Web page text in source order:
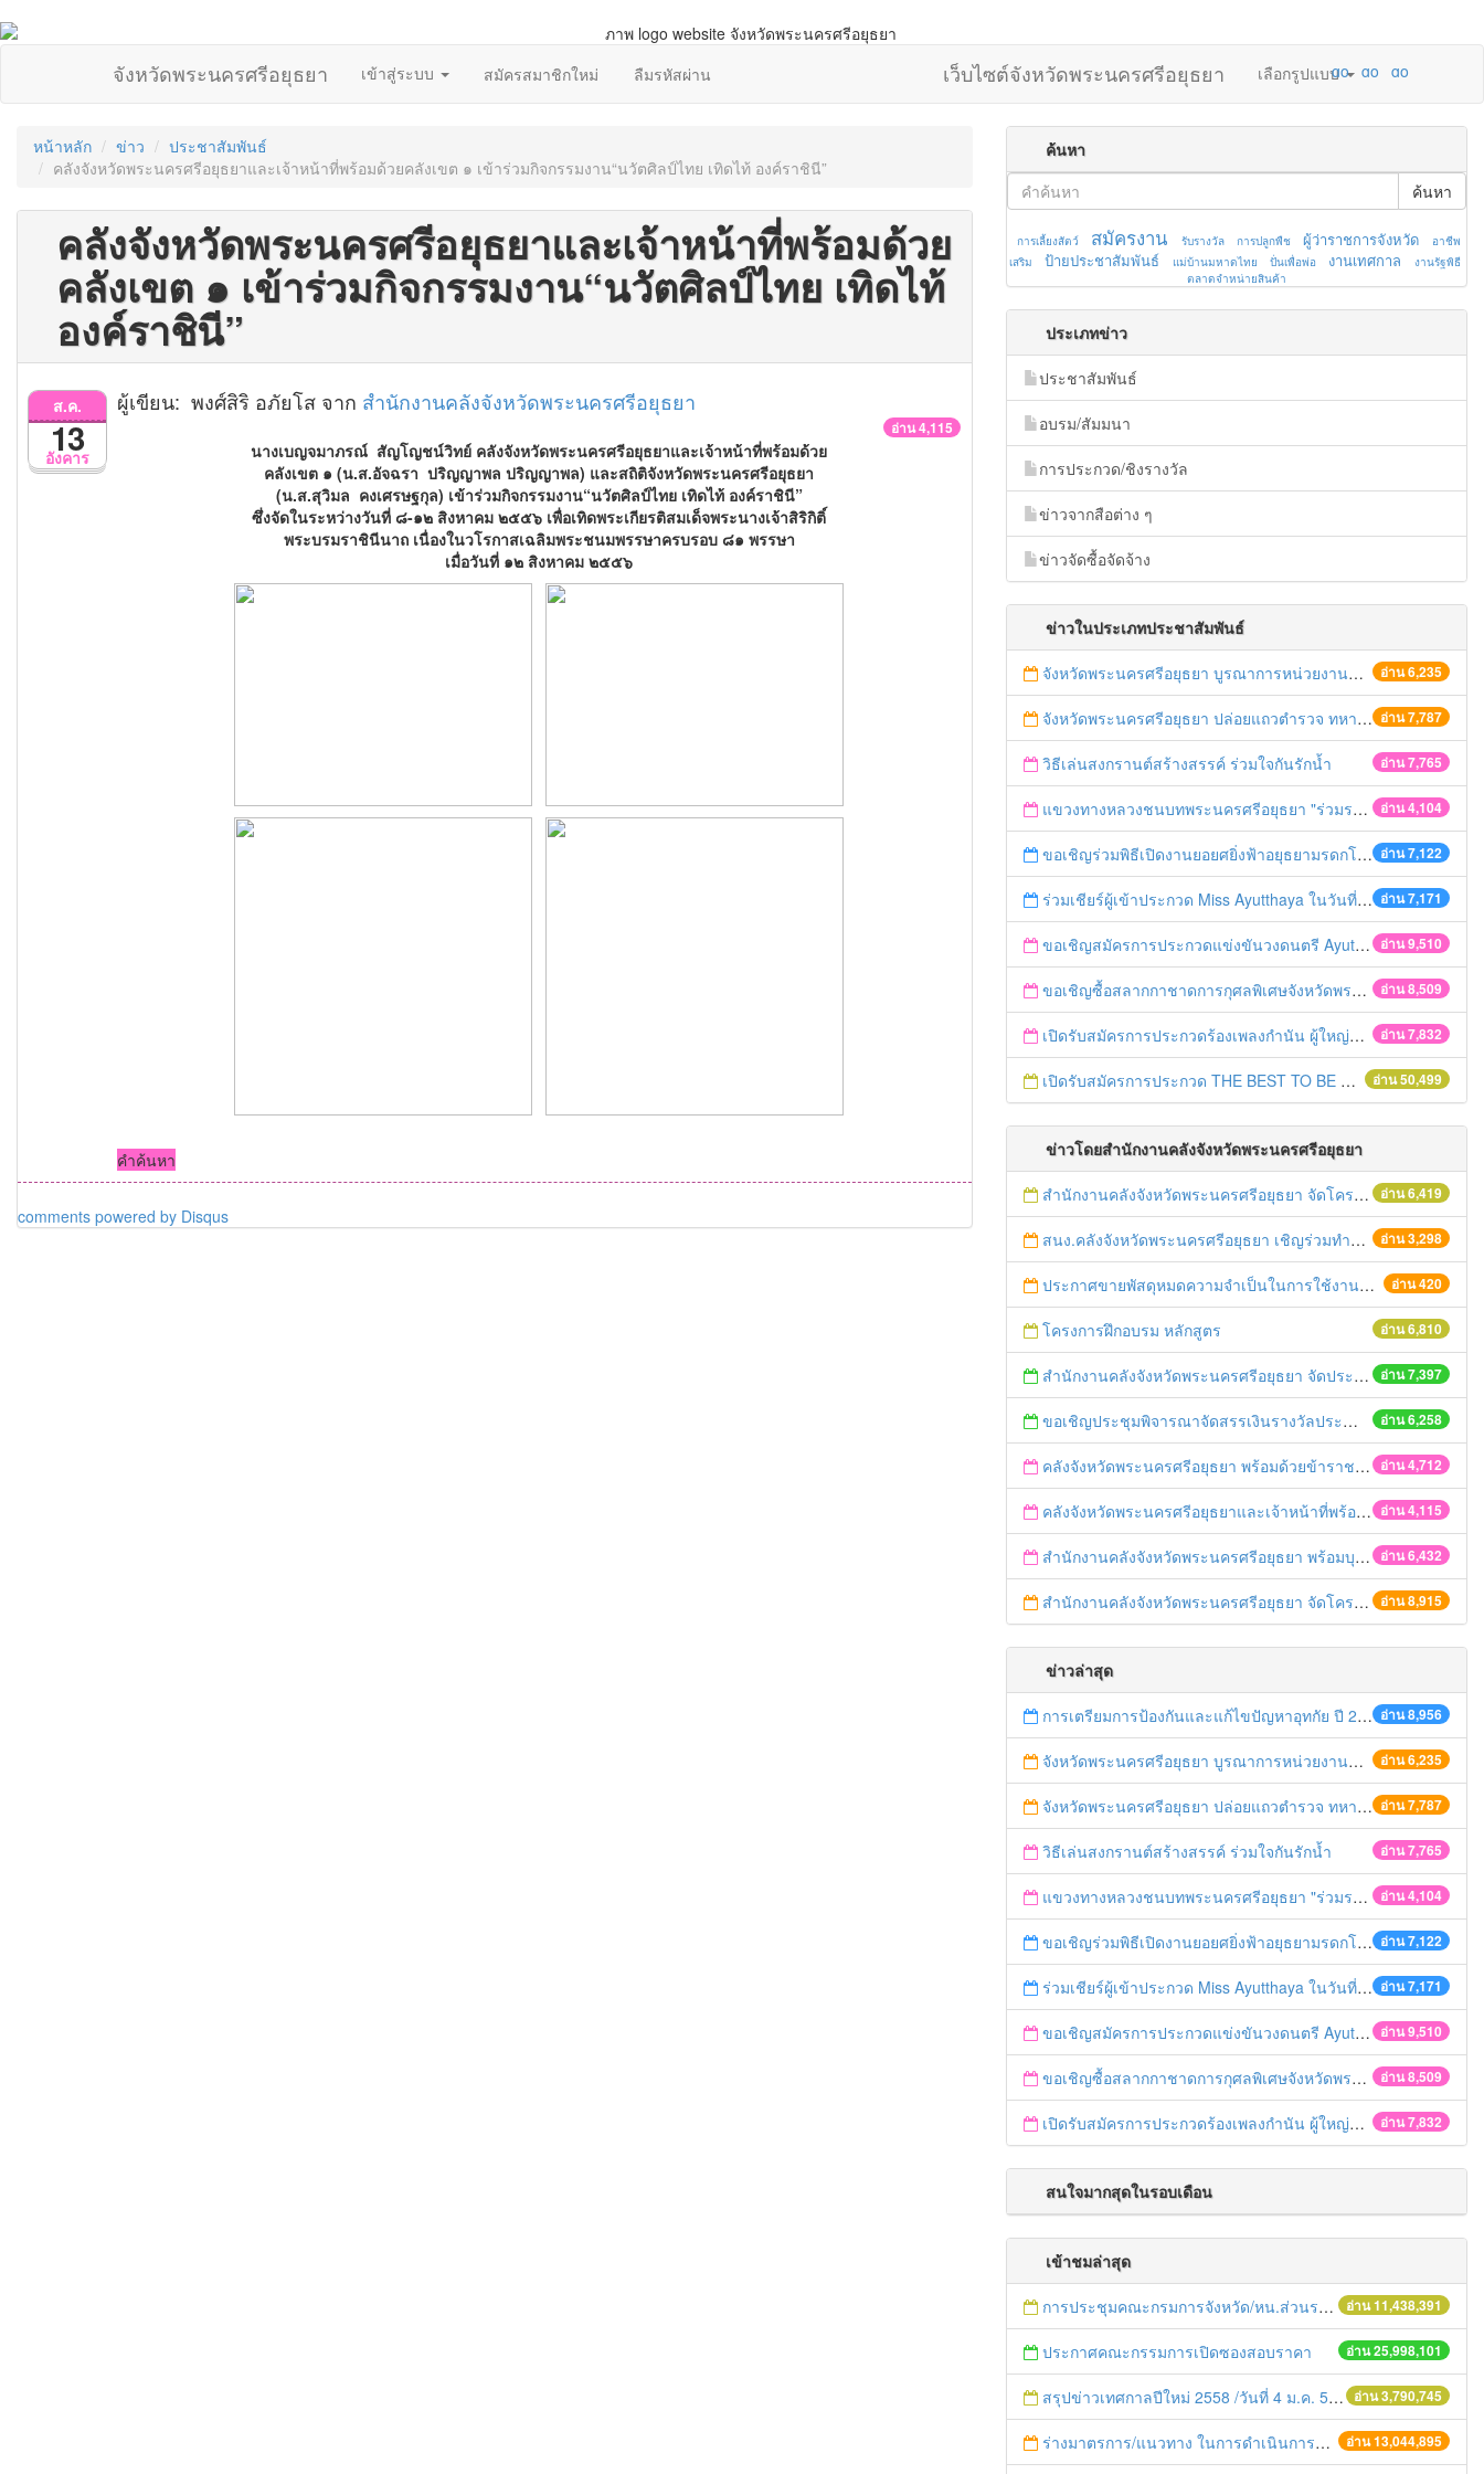
จังหวัดพระนครศรีอยุธยา เข้าสู่ระบบ สมัครสมาชิกใหม่ ลืมรหัสผ่าน เว็บไซต์จังหวัดพระนครศรีอยุธยา เลือกรูปแบบ
หน้าหลัก ข่าว
ประชาสัมพันธ์
คลังจังหวัดพระนครศรีอยุธยาและเจ้าหน้าที่พร้อมด้วยคลังเขต ๑ เข้าร่วมกิจกรรมงาน“นวัตศิลป์ไทย เทิดไท้ องค์ราชินี”
คลังจังหวัดพระนครศรีอยุธยาและเจ้าหน้าที่พร้อมด้วย
คลังเขต ๑ เข้าร่วมกิจกรรมงาน“นวัตศิลป์ไทย เทิดไท้
องค์ราชินี”
อังคาร
ส.ค.
13
ผู้เขียน: พงศ์สิริ อภัยโส จาก สำนักงานคลังจังหวัดพระนครศรีอยุธยา
อ่าน 4,115
นางเบญจมาภรณ์ สัญโญชน์วิทย์ คลังจังหวัดพระนครศรีอยุธยาและเจ้าหน้าที่พร้อมด้วย
คลังเขต ๑ (น.ส.อัจฉรา ปริญญาพล ปริญญาพล) และสถิติจังหวัดพระนครศรีอยุธยา
(น.ส.สุวิมล คงเศรษฐกุล) เข้าร่วมกิจกรรมงาน“นวัตศิลป์ไทย เทิดไท้ องค์ราชินี”
ซึ่งจัดในระหว่างวันที่ ๘-๑๒ สิงหาคม ๒๕๕๖ เพื่อเทิดพระเกียรติสมเด็จพระนางเจ้าสิริกิติ์
พระบรมราชินีนาถ เนื่องในวโรกาสเฉลิมพระชนมพรรษาครบรอบ ๘๑ พรรษา
เมื่อวันที่ ๑๒ สิงหาคม ๒๕๕๖
คำค้นหา
comments powered by Disqus
ค้นหา
ค้นหา
การเลี้ยงสัตว์ สมัครงาน รับรางวัล การปลูกพืช ผู้ว่าราชการจังหวัด
อาชีพ
เสริม
ป้ายประชาสัมพันธ์ แม่บ้านมหาดไทย ปั่นเพื่อพ่อ งานเทศกาล
งานรัฐพิธี
ตลาดจำหน่ายสินค้า
ประเภทข่าว
ประชาสัมพันธ์
อบรม/สัมมนา
การประกวด/ชิงรางวัล
ข่าวจากสือต่าง ๆ
ข่าวจัดซื้อจัดจ้าง
ข่าวในประเภทประชาสัมพันธ์
อ่าน 6,235
จังหวัดพระนครศรีอยุธยา บูรณาการหน่วยงานที่เกี่ยวข้อง ลงพื้นที่จัดระเบียบและดำเนินมาตรการตามบทลงโทษสูงสุดกับผู้ประกอบการร้านค้าที่ยังฝ่าฝืนตั้งร้านค้ารุกล้ำเขตพื้นที่ทางหลวง เตรียมความปลอดภัยก่อนเทศกาลสงกรานต์
อ่าน 7,787
จังหวัดพระนครศรีอยุธยา ปล่อยแถวตำรวจ ทหาร ฝ่ายปกครอง กว่า 100 นาย ตรวจเข้มท่ารถสาธารณะ สถานีขนส่งรถโดยสาร วินรถตู้ และสถานีรถไฟ เตรียมรับมือเทศกาลสงกรานต์
อ่าน 7,765
วิธีเล่นสงกรานต์สร้างสรรค์ ร่วมใจกันรักน้ำ
อ่าน 4,104
แขวงทางหลวงชนบทพระนครศรีอยุธยา "ร่วมรณรงค์ ขับช้า เปิดไฟหน้า คาดเข็มขัด" เทศกาลสงกรานต์ ปี 2561
อ่าน 7,122
ขอเชิญร่วมพิธีเปิดงานยอยศยิ่งฟ้าอยุธยามรดกโลก
อ่าน 7,171
ร่วมเชียร์ผู้เข้าประกวด Miss Ayutthaya ในวันที่ 15 ธันวาคม 2560
อ่าน 9,510
ขอเชิญสมัครการประกวดแข่งขันวงดนตรี Ayutthaya battle of the bands
อ่าน 8,509
ขอเชิญซื้อสลากกาชาดการกุศลพิเศษจังหวัดพระนครศรีอยุธยา 2560
อ่าน 7,832
เปิดรับสมัครการประกวดร้องเพลงกำนัน ผู้ใหญ่บ้าน ฯลฯ
อ่าน 50,499
เปิดรับสมัครการประกวด THE BEST TO BE NUMBER ONE
ข่าวโดยสำนักงานคลังจังหวัดพระนครศรีอยุธยา
อ่าน 6,419
สำนักงานคลังจังหวัดพระนครศรีอยุธยา จัดโครงการฝึกอบรมเชิงปฏิบัติการ "การจัดซื้อจัดจ้างด้วยวิธีตลาดอิเล็กทรอนิกส์ (e-market)และวิธีประกวดราคาอิเล็กทรอนิกส์ (e-bidding)" ในวันที่ 4 เมษายน 2559 ณ อาคารราชภัฎ 100ปี ชั้น 2 มหาวิทยาลัยราชภัฎพระนครศรีอยุธยา
อ่าน 3,298
สนง.คลังจังหวัดพระนครศรีอยุธยา เชิญร่วมทำบุญตักบาตร วันศุกร์ที่ 12 กันยายน 2557 ณ บริเวณตลาดนัด หลังอาคาร 7 ชั้น ศูนย์ราชการจังหวัดพระนครศรีอยุธยา
อ่าน 420
ประกาศขายพัสดุหมดความจำเป็นในการใช้งานของสำนักงานคลังจังหวัดพระนครศรีอยุธยา
อ่าน 6,810
โครงการฝึกอบรม หลักสูตร
อ่าน 7,397
สำนักงานคลังจังหวัดพระนครศรีอยุธยา จัดประชุมคณะกรรมการพิจารณากิจกรรมทางเศรษฐกิจ GPP ครั้งที่ ๑/๒๕๕๖
อ่าน 6,258
ขอเชิญประชุมพิจารณาจัดสรรเงินรางวัลประจำปีงบประมาณ พ.ศ. 2554
อ่าน 4,712
คลังจังหวัดพระนครศรีอยุธยา พร้อมด้วยข้าราชการสำนักงานคลังจังหวัดพระนครศรีอยุธยา ร่วมพิธีเฉลิมพระเกียรติสมเด็จพระนางเจ้าฯ พระบรมราชินีนาถ เนื่องในโอกาสพระราชพิธีมหามงคลเฉลิมพระชนมพรรษา ๘๑ พรรษา
อ่าน 4,115
คลังจังหวัดพระนครศรีอยุธยาและเจ้าหน้าที่พร้อมด้วยคลังเขต ๑ เข้าร่วมกิจกรรมงาน“นวัตศิลป์ไทย เทิดไท้ องค์ราชินี”
อ่าน 6,432
สำนักงานคลังจังหวัดพระนครศรีอยุธยา พร้อมบุคลากรสำนักงานคลังจังหวัดพระนครศรีอยุธยา เข้าร่วมกิจกรรมเฉลิมพระเกียรติฯ “อนุรักษ์เอกลักษณ์ไทย ถวายองค์ราชินี”
อ่าน 8,915
สำนักงานคลังจังหวัดพระนครศรีอยุธยา จัดโครงการอบรม “เสริมสร้างความเข้าใจเกี่ยวกับระเบียบกระทรวงการคลังว่าด้วยเงินทดรองราชการเพื่อช่วยเหลือผู้ประสบภัยพิบัติ กรณีฉุกเฉิน พ.ศ. ๒๕๕๖
ข่าวล่าสุด
อ่าน 8,956
การเตรียมการป้องกันและแก้ไขปัญหาอุทกัย ปี 2561
อ่าน 6,235
จังหวัดพระนครศรีอยุธยา บูรณาการหน่วยงานที่เกี่ยวข้อง ลงพื้นที่จัดระเบียบและดำเนินมาตรการตามบทลงโทษสูงสุดกับผู้ประกอบการร้านค้าที่ยังฝ่าฝืนตั้งร้านค้ารุกล้ำเขตพื้นที่ทางหลวง เตรียมความปลอดภัยก่อนเทศกาลสงกรานต์
อ่าน 7,787
จังหวัดพระนครศรีอยุธยา ปล่อยแถวตำรวจ ทหาร ฝ่ายปกครอง กว่า 100 นาย ตรวจเข้มท่ารถสาธารณะ สถานีขนส่งรถโดยสาร วินรถตู้ และสถานีรถไฟ เตรียมรับมือเทศกาลสงกรานต์
อ่าน 7,765
วิธีเล่นสงกรานต์สร้างสรรค์ ร่วมใจกันรักน้ำ
อ่าน 4,104
แขวงทางหลวงชนบทพระนครศรีอยุธยา "ร่วมรณรงค์ ขับช้า เปิดไฟหน้า คาดเข็มขัด" เทศกาลสงกรานต์ ปี 2561
อ่าน 7,122
ขอเชิญร่วมพิธีเปิดงานยอยศยิ่งฟ้าอยุธยามรดกโลก
อ่าน 7,171
ร่วมเชียร์ผู้เข้าประกวด Miss Ayutthaya ในวันที่ 15 ธันวาคม 2560
อ่าน 9,510
ขอเชิญสมัครการประกวดแข่งขันวงดนตรี Ayutthaya battle of the bands
อ่าน 8,509
ขอเชิญซื้อสลากกาชาดการกุศลพิเศษจังหวัดพระนครศรีอยุธยา 2560
อ่าน 7,832
เปิดรับสมัครการประกวดร้องเพลงกำนัน ผู้ใหญ่บ้าน ฯลฯ
สนใจมากสุดในรอบเดือน
เข้าชมล่าสุด
อ่าน 11,438,391
การประชุมคณะกรมการจังหวัด/หน.ส่วนราชการประจำเดือน มิถุนายน 2558
อ่าน 25,998,101
ประกาศคณะกรรมการเปิดซองสอบราคา
อ่าน 3,790,745
สรุปข่าวเทศกาลปีใหม่ 2558 /วันที่ 4 ม.ค. 58
อ่าน 13,044,895
ร่างมาตรการ/แนวทาง ในการดำเนินการประกอบการตรวจราชการแบบบูรณาการ